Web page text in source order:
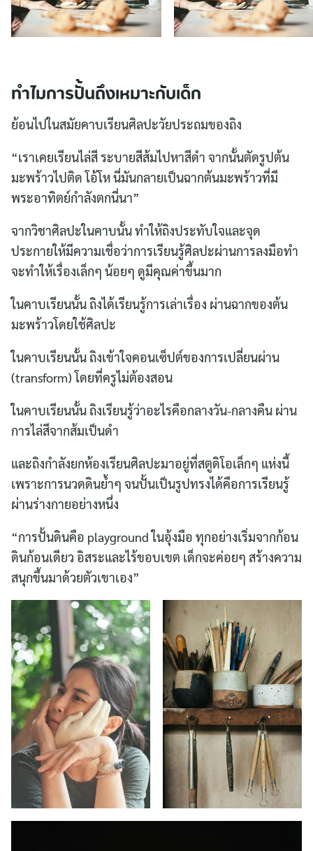
ทำไมการปั้นถึงเหมาะกับเด็ก
ย้อนไปในสมัยคาบเรียนศิลปะวัยประถมของถิง
“เราเคยเรียนไล่สี ระบายสีส้มไปหาสีดำ จากนั้นตัดรูปต้น
มะพร้าวไปติด โอ้โห นี่มันกลายเป็นฉากต้นมะพร้าวที่มี
พระอาทิตย์กำลังตกนี่นา”
จากวิชาศิลปะในคาบนั้น ทำให้ถิงประทับใจและจุด
ประกายให้มีความเชื่อว่าการเรียนรู้ศิลปะผ่านการลงมือทำ
จะทำให้เรื่องเล็กๆ น้อยๆ ดูมีคุณค่าขึ้นมาก
ในคาบเรียนนั้น ถิงได้เรียนรู้การเล่าเรื่อง ผ่านฉากของต้น
มะพร้าวโดยใช้ศิลปะ
ในคาบเรียนนั้น ถิงเข้าใจคอนเซ็ปต์ของการเปลี่ยนผ่าน
(transform) โดยที่ครูไม่ต้องสอน
ในคาบเรียนนั้น ถิงเรียนรู้ว่าอะไรคือกลางวัน-กลางคืน ผ่าน
การไล่สีจากส้มเป็นดำ
และถิงกำลังยกห้องเรียนศิลปะมาอยู่ที่สตูดิโอเล็กๆ แห่งนี้
เพราะการนวดดินย้ำๆ จนปั้นเป็นรูปทรงได้คือการเรียนรู้
ผ่านร่างกายอย่างหนึ่ง
“การปั้นดินคือ playground ในอุ้งมือ ทุกอย่างเริ่มจากก้อน
ดินก้อนเดียว อิสระและไร้ขอบเขต เด็กจะค่อยๆ สร้างความ
สนุกขึ้นมาด้วยตัวเขาเอง”